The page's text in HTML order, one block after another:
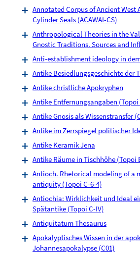
Annotated Corpus of Ancient West
Cylinder Seals (ACAWAI-CS)
Anthropological Theories in the
Gnostic Traditions. Sources and
Anti-establishment ideology in
Antike Besiedlungsgeschichte der
Antike christliche Apokryphen
Antike Entfernungsangaben (Topoi
Antike Gnosis als Wissenstransfer
Antike im Zerrspiegel politischer
Antike Keramik Jena
Antike Räume in Tischhöhe (Topoi
Antioch. Rhetorical modeling of a
antiquity (Topoi C-6-4)
Antiochia: Wirklichkeit und Ideal
Spätantike (Topoi C-IV)
Antiquitatum Thesaurus
Apokalyptisches Wissen in der
Johannesapokalypse (C01)